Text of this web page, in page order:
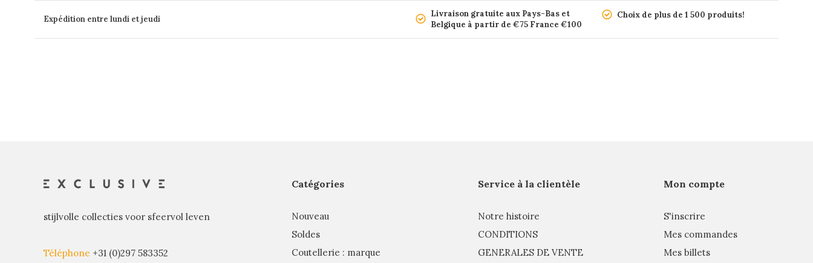
Expédition entre lundi et jeudi
Livraison gratuite aux Pays-Bas et
Belgique à partir de €75 France €100
Choix de plus de 1 500 produits!
stijlvolle collecties voor sfeervol leven
Téléphone +31 (0)297 583352
Catégories
Nouveau
Soldes
Coutellerie : marque
Service à la clientèle
Notre histoire
CONDITIONS
GENERALES DE VENTE
Mon compte
S'inscrire
Mes commandes
Mes billets